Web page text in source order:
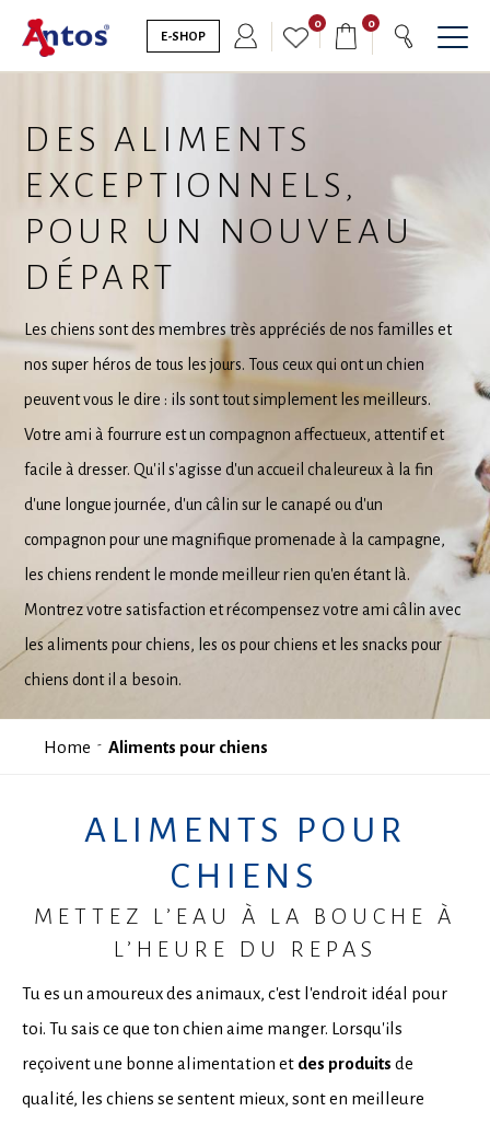
E-SHOP
0 0
DES ALIMENTS
EXCEPTIONNELS,
POUR UN NOUVEAU
DÉPART
Les chiens sont des membres très appréciés de nos familles et
nos super héros de tous les jours. Tous ceux qui ont un chien
peuvent vous le dire : ils sont tout simplement les meilleurs.
Votre ami à fourrure est un compagnon affectueux, attentif et
facile à dresser. Qu'il s'agisse d'un accueil chaleureux à la fin
d'une longue journée, d'un câlin sur le canapé ou d'un
compagnon pour une magnifique promenade à la campagne,
les chiens rendent le monde meilleur rien qu'en étant là.
Montrez votre satisfaction et récompensez votre ami câlin avec
les aliments pour chiens, les os pour chiens et les snacks pour
chiens dont il a besoin.
Home Aliments pour chiens
ALIMENTS POUR
CHIENS
METTEZ L’EAU À LA BOUCHE À
L’HEURE DU REPAS
Tu es un amoureux des animaux, c'est l'endroit idéal pour
toi. Tu sais ce que ton chien aime manger. Lorsqu'ils
reçoivent une bonne alimentation et des produits de
qualité, les chiens se sentent mieux, sont en meilleure